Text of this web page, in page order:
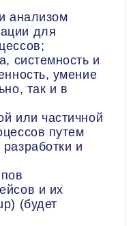
анализом
для
системность и
умение
так и в
или частичной
путем
и
и их
(будет